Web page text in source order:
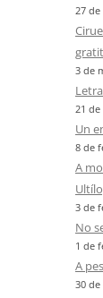
27 de
3 de
21
Un
8 de
A
3 de
No
1 de
A
30 de